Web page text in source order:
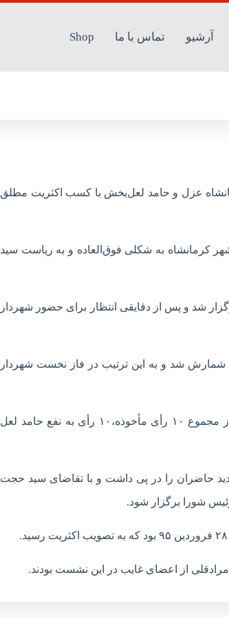
آرشیو تماس با ما Shop
شهردار کرمانشاه عزل و حامد لعل‌بخش با کسب اکثریت مطلق
به شکلی فوق‌العاده و به ریاست سید
جلسه بود و نشست نیز با حضور ۱۰ نفر از اعضا برگزار شد و پس از دقایقی انتظار برای حضور شهردار
و برکناری شعبانی شمارش شد و به این ترتیب در فاز نخست شهردار
اما دقایقی بعد رأی گیری برای انتخاب سرپرست شهرداری کرمانشاه برگزار و از مجموع ۱۰ رأی مأخوذه،۱۰ رأی به نفع حامد لعل
حاضران را در پی داشت و با تقاضای سید حجت
شورا برگزار شود.
از اعضای غایب در این نشست بودند.